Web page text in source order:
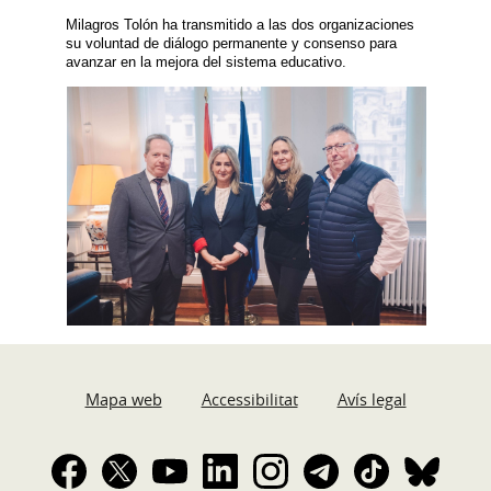
Milagros Tolón ha transmitido a las dos organizaciones
su voluntad de diálogo permanente y consenso para
avanzar en la mejora del sistema educativo.
Mapa web Accessibilitat Avís legal